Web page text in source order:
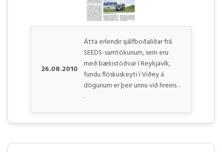
26.08.2010
Átta erlendir sjálfboðaliðar frá
SEEDS-samtökunum, sem eru
með bækistöðvar í Reykjavík,
fundu flöskuskeyti í Viðey á
dögunum er þeir unnu við hreins. .
.